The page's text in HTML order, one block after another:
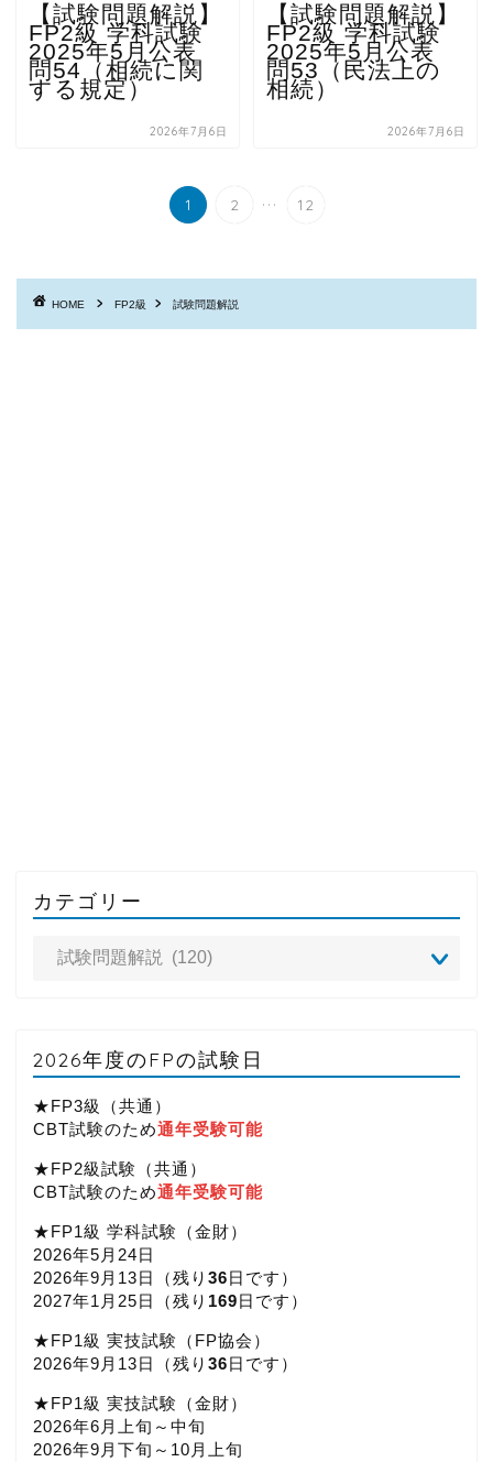
【試験問題解説】
FP2級 学科試験
2025年5月公表
問54（相続に関
する規定）
2026年7月6日
【試験問題解説】
FP2級 学科試験
2025年5月公表
問53（民法上の
相続）
2026年7月6日
1 2 ... 12
HOME FP2級 試験問題解説
カテゴリー
2026年度のFPの試験日
★FP3級（共通）
CBT試験のため通年受験可能
★FP2級試験（共通）
CBT試験のため通年受験可能
★FP1級 学科試験（金財）
2026年5月24日
2026年9月13日（残り 36日です）
2027年1月25日（残り 169日です）
★FP1級 実技試験（FP協会）
2026年9月13日（残り 36日です）
★FP1級 実技試験（金財）
2026年6月上旬～中旬
2026年9月下旬～10月上旬